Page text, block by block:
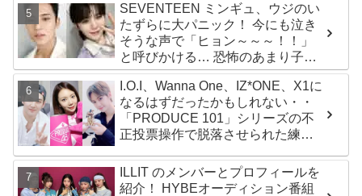
SEVENTEEN ミンギュ、ウジのい
たずらに大パニック！ 今にも泣き
そうな声で「ヒョン～～～！！」
と呼びかける… 恐怖のあまり子供
のように駆け出す姿がかわいい
I.O.I、Wanna One、IZ*ONE、X1に
なるはずだったかもしれない・・
「PRODUCE 101」シリーズの不
正投票操作で脱落させられた練習
ILLIT のメンバーとプロフィールを
紹介！ HYBEオーディション番組